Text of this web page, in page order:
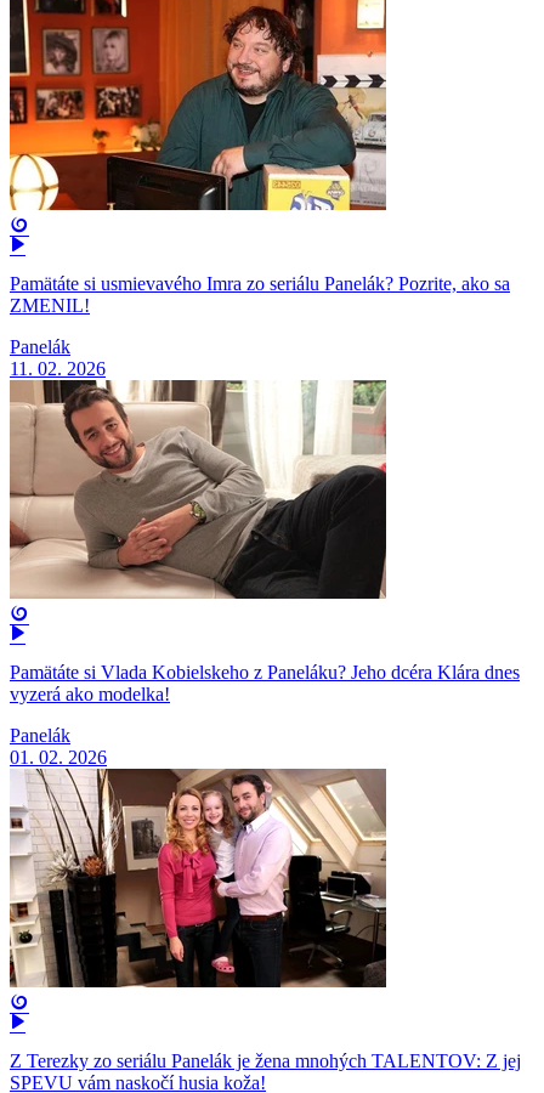
Pamätáte si usmievavého Imra zo seriálu Panelák? Pozrite, ako sa
ZMENIL!
Panelák
11. 02. 2026
Pamätáte si Vlada Kobielskeho z Paneláku? Jeho dcéra Klára dnes
vyzerá ako modelka!
Panelák
01. 02. 2026
Z Terezky zo seriálu Panelák je žena mnohých TALENTOV: Z jej
SPEVU vám naskočí husia koža!